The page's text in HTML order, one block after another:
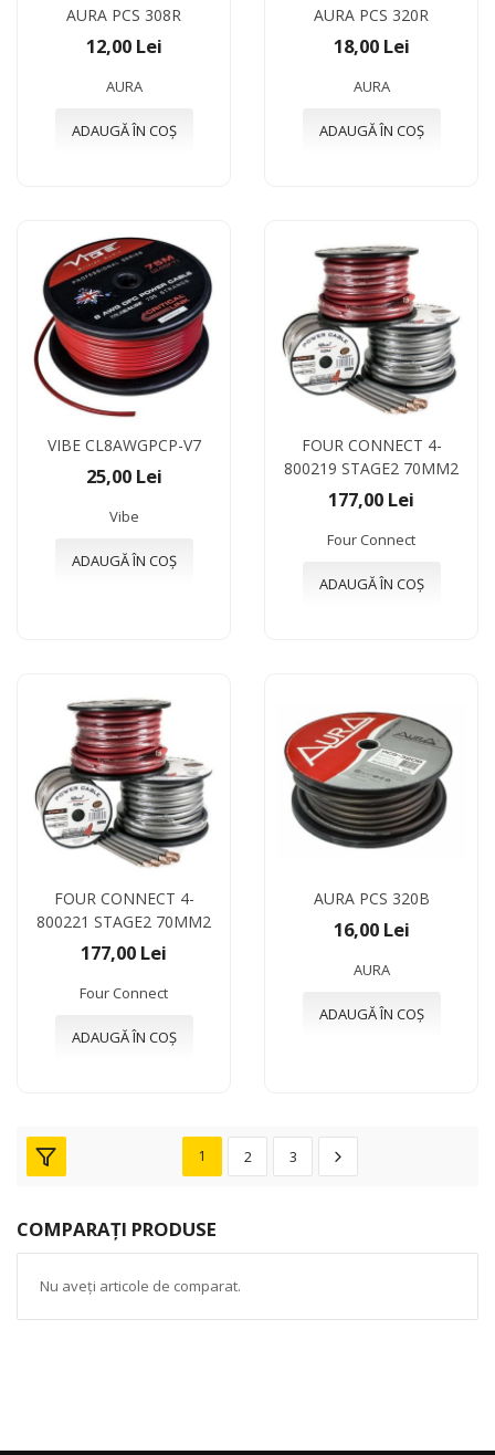
AURA PCS 308R
12,00 Lei
AURA
ADAUGĂ ÎN COȘ
AURA PCS 320R
18,00 Lei
AURA
ADAUGĂ ÎN COȘ
VIBE CL8AWGPCP-V7
25,00 Lei
Vibe
ADAUGĂ ÎN COȘ
FOUR CONNECT 4-
800219 STAGE2 70MM2
177,00 Lei
Four Connect
ADAUGĂ ÎN COȘ
FOUR CONNECT 4-
800221 STAGE2 70MM2
177,00 Lei
Four Connect
ADAUGĂ ÎN COȘ
AURA PCS 320B
16,00 Lei
AURA
ADAUGĂ ÎN COȘ
1 2 3
COMPARAȚI PRODUSE
Nu aveți articole de comparat.